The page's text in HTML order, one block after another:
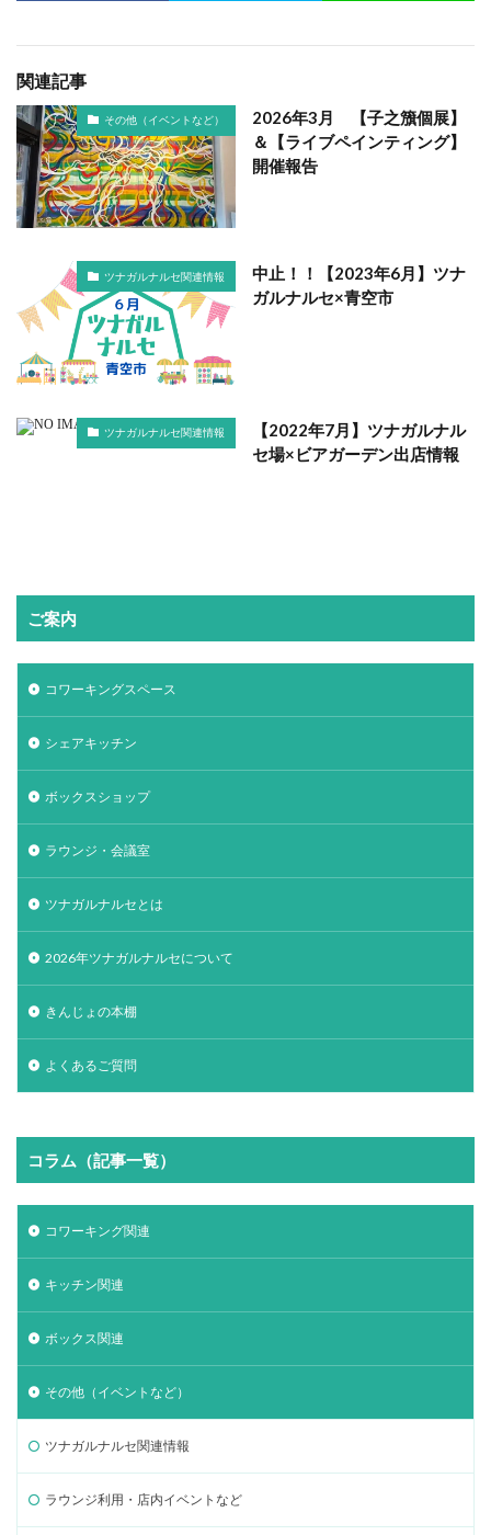
関連記事
その他（イベントなど）
2026年3月 【子之籏個展】
＆【ライブペインティング】
開催報告
ツナガルナルセ関連情報
中止！！【2023年6月】ツナ
ガルナルセ×青空市
ツナガルナルセ関連情報
【2022年7月】ツナガルナル
セ場×ビアガーデン出店情報
ご案内
コワーキングスペース
シェアキッチン
ボックスショップ
ラウンジ・会議室
ツナガルナルセとは
2026年ツナガルナルセについて
きんじょの本棚
よくあるご質問
コラム（記事一覧）
コワーキング関連
キッチン関連
ボックス関連
その他（イベントなど）
ツナガルナルセ関連情報
ラウンジ利用・店内イベントなど